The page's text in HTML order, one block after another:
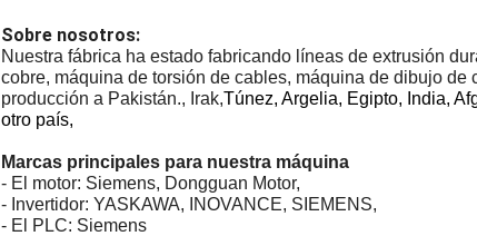
Sobre nosotros:
Nuestra fábrica ha estado fabricando líneas de extrusión
cobre, máquina de torsión de cables, máquina de dibujo
producción a Pakistán., Irak,Túnez, Argelia, Egipto, India,
otro país,
Marcas principales para nuestra máquina
- El motor: Siemens, Dongguan Motor,
- Invertidor: YASKAWA, INOVANCE, SIEMENS,
- El PLC: Siemens